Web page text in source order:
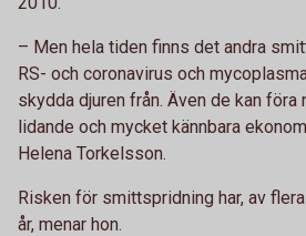
– Men hela tiden finns det andra
RS- och coronavirus och
skydda djuren från. Även de kan
lidande och mycket kännbara
Helena Torkelsson.
Risken för smittspridning har, av
år, menar hon.